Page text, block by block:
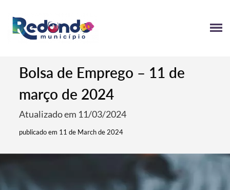
Bolsa de Emprego – 11 de
março de 2024
Atualizado em 11/03/2024
publicado em 11 de March de 2024